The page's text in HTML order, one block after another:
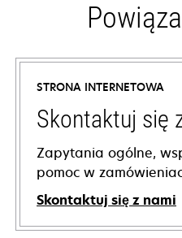
STRONA INTERNETOWA
Skontaktuj się
Zapytania ogólne,
pomoc w
Skontaktuj się z nami